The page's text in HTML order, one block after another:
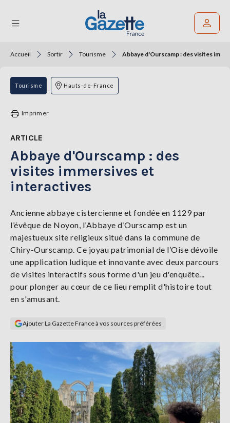
THÉMATIQUES
RÉGIONS
TENDANCES
SERVICES
LA
Se
connecter
S'abonner
Accueil Sortir Tourisme Abbaye d'Ourscamp : des visites
Tourisme Hauts-de-France
Imprimer
ARTICLE
Abbaye d'Ourscamp : des
visites immersives et
interactives
Ancienne abbaye cistercienne et fondée en 1129 par
l’évêque de Noyon, l’Abbaye d’Ourscamp est un
majestueux site religieux situé dans la commune de
Chiry-Ourscamp. Ce joyau patrimonial de l’Oise dévoile
une application ludique et innovante avec deux parcours
de visites interactifs sous forme d'un jeu d'enquête...
pour plonger au cœur de ce lieu remplit d'histoire tout
en s'amusant.
Ajouter La Gazette France à vos sources préférées